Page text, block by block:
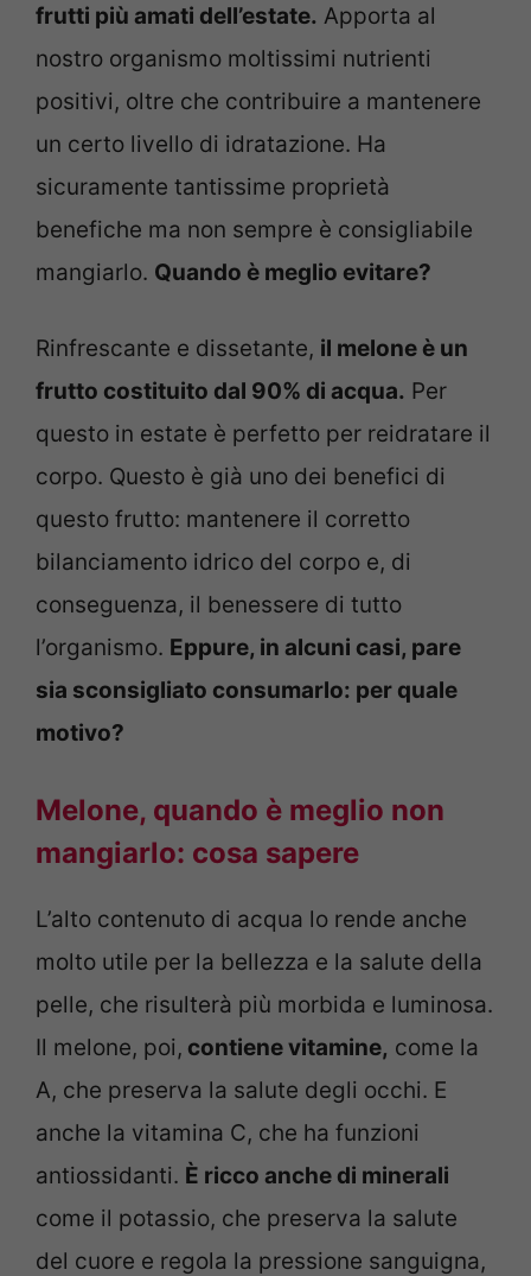
frutti più amati dell’estate. Apporta al
nostro organismo moltissimi nutrienti
positivi, oltre che contribuire a mantenere
un certo livello di idratazione. Ha
sicuramente tantissime proprietà
benefiche ma non sempre è consigliabile
mangiarlo. Quando è meglio evitare?
Rinfrescante e dissetante, il melone è un
frutto costituito dal 90% di acqua. Per
questo in estate è perfetto per reidratare il
corpo. Questo è già uno dei benefici di
questo frutto: mantenere il corretto
bilanciamento idrico del corpo e, di
conseguenza, il benessere di tutto
l’organismo. Eppure, in alcuni casi, pare
sia sconsigliato consumarlo: per quale
motivo?
Melone, quando è meglio non
mangiarlo: cosa sapere
L’alto contenuto di acqua lo rende anche
molto utile per la bellezza e la salute della
pelle, che risulterà più morbida e luminosa.
Il melone, poi, contiene vitamine, come la
A, che preserva la salute degli occhi. E
anche la vitamina C, che ha funzioni
antiossidanti. È ricco anche di minerali
come il potassio, che preserva la salute
del cuore e regola la pressione sanguigna,